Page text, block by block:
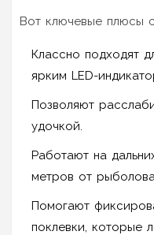
Вот ключевые плюсы
Классно подходят
ярким LED-
Позволяют
удочкой.
Работают на
метров от
Помогают
поклевки, которые